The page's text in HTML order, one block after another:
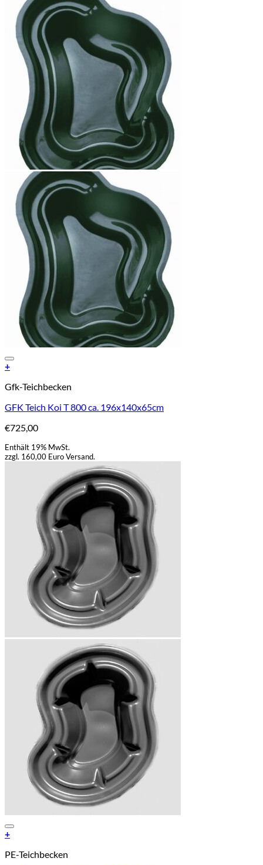
+
Gfk-Teichbecken
GFK Teich Koi T 800 ca. 196x140x65cm
€725,00
Enthält 19% MwSt.
zzgl. 160,00 Euro Versand.
+
PE-Teichbecken